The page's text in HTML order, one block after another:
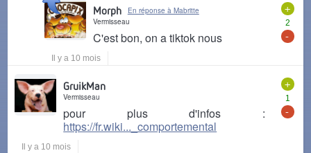
+
2
-
Morph
En réponse à Mabritte
Vermisseau
C'est bon, on a tiktok nous
Il y a 10 mois
+
1
-
GruikMan
Vermisseau
pour plus d'infos :
https://fr.wiki..._comportemental
Il y a 10 mois